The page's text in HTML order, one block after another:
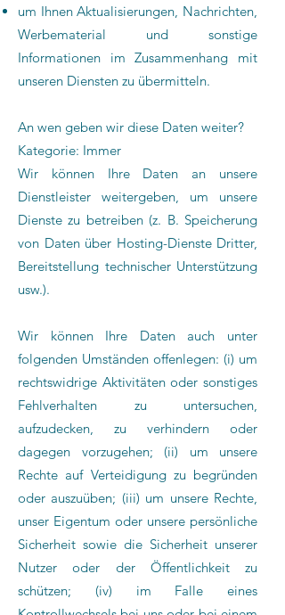
um Ihnen Aktualisierungen, Nachrichten,
Werbematerial und sonstige
Informationen im Zusammenhang mit
unseren Diensten zu übermitteln.
An wen geben wir diese Daten weiter?
Kategorie: Immer
Wir können Ihre Daten an unsere
Dienstleister weitergeben, um unsere
Dienste zu betreiben (z. B. Speicherung
von Daten über Hosting-Dienste Dritter,
Bereitstellung technischer Unterstützung
usw.).
Wir können Ihre Daten auch unter
folgenden Umständen offenlegen: (i) um
rechtswidrige Aktivitäten oder sonstiges
Fehlverhalten zu untersuchen,
aufzudecken, zu verhindern oder
dagegen vorzugehen; (ii) um unsere
Rechte auf Verteidigung zu begründen
oder auszuüben; (iii) um unsere Rechte,
unser Eigentum oder unsere persönliche
Sicherheit sowie die Sicherheit unserer
Nutzer oder der Öffentlichkeit zu
schützen; (iv) im Falle eines